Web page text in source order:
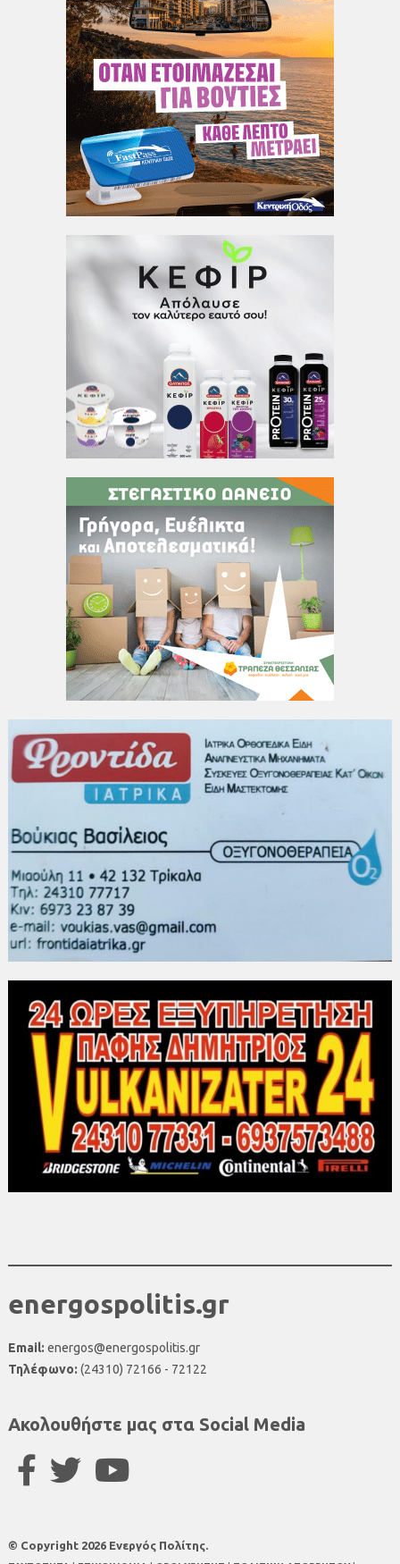
energospolitis.gr
Email: energos@energospolitis.gr
Τηλέφωνο: (24310) 72166 - 72122
Ακολουθήστε μας στα Social Media
© Copyright 2026 Ενεργός Πολίτης.